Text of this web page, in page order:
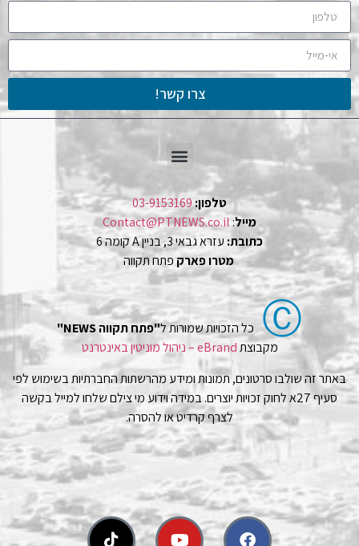
צרו קשר!
טלפון:03-9153169
מייל:
Contact@PTNEWS.co.il
כתובת: עזרא גבאי 3, בניין A קומה 6
מטרו פארק פתח תקווה
Ⓒ כל הזכויות שמורות ל"פתח תקווה NEWS"
מקבוצתeBrand – ניהול מוניטין באינטרנט
באתר זה שולבו סרטונים, תמונות ומידע מהרשתות החברתיות בשימוש לפי
סעיף 27א לחוק זכויות יוצרים. במידה וידוע מי צילם שלחו למייל בקשה
לצרף קרדיט או להסרה.